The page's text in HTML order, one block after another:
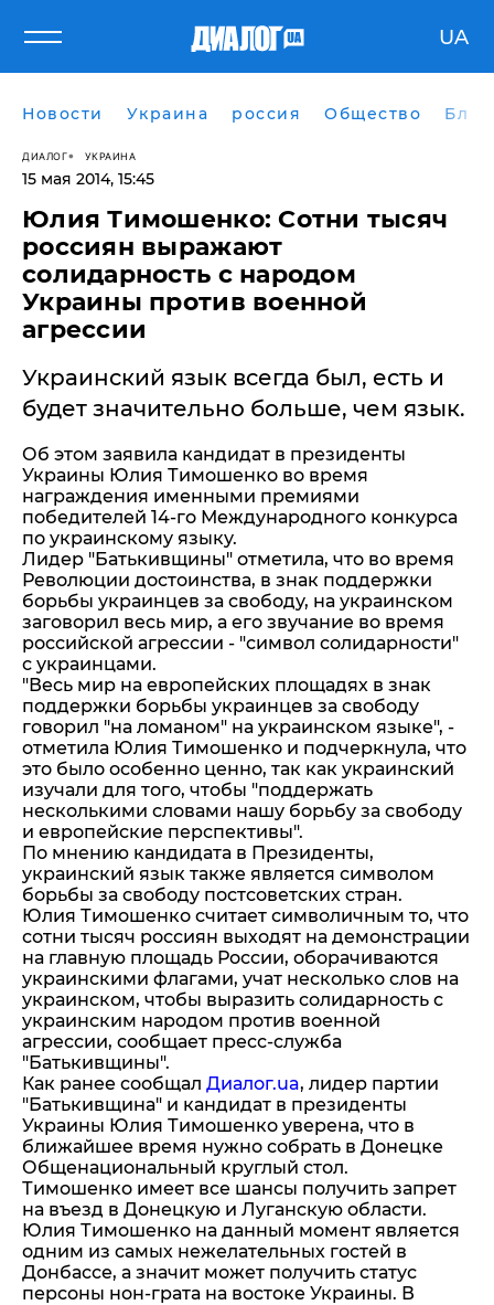
UA
Новости Украина россия Общество
ДИАЛОГ УКРАИНА
15 мая 2014, 15:45
Юлия Тимошенко: Сотни тысяч
россиян выражают
солидарность с народом
Украины против военной
агрессии
Украинский язык всегда был, есть и
будет значительно больше, чем язык.
Об этом заявила кандидат в президенты
Украины Юлия Тимошенко во время
награждения именными премиями
победителей 14-го Международного конкурса
по украинскому языку.
Лидер "Батькивщины" отметила, что во время
Революции достоинства, в знак поддержки
борьбы украинцев за свободу, на украинском
заговорил весь мир, а его звучание во время
российской агрессии - "символ солидарности"
с украинцами.
"Весь мир на европейских площадях в знак
поддержки борьбы украинцев за свободу
говорил "на ломаном" на украинском языке", -
отметила Юлия Тимошенко и подчеркнула, что
это было особенно ценно, так как украинский
изучали для того, чтобы "поддержать
несколькими словами нашу борьбу за свободу
и европейские перспективы".
По мнению кандидата в Президенты,
украинский язык также является символом
борьбы за свободу постсоветских стран.
Юлия Тимошенко считает символичным то, что
сотни тысяч россиян выходят на демонстрации
на главную площадь России, оборачиваются
украинскими флагами, учат несколько слов на
украинском, чтобы выразить солидарность с
украинским народом против военной
агрессии, сообщает пресс-служба
"Батькивщины".
Как ранее сообщал Диалог.ua, лидер партии
"Батькивщина" и кандидат в президенты
Украины Юлия Тимошенко уверена, что в
ближайшее время нужно собрать в Донецке
Общенациональный круглый стол.
Тимошенко имеет все шансы получить запрет
на въезд в Донецкую и Луганскую области.
Юлия Тимошенко на данный момент является
одним из самых нежелательных гостей в
Донбассе, а значит может получить статус
персоны нон-грата на востоке Украины. В